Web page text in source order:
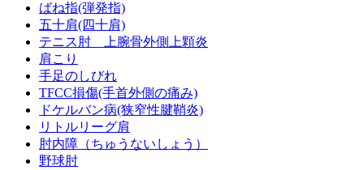
ばね指(弾発指)
五十肩(四十肩)
テニス肘 上腕骨外側上顆炎
肩こり
手足のしびれ
TFCC損傷(手首外側の痛み)
ドケルバン病(狭窄性腱鞘炎)
リトルリーグ肩
肘内障（ちゅうないしょう）
野球肘